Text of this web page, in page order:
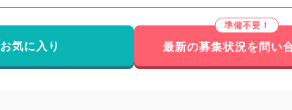
お気に入り 最新の募集状況を問い